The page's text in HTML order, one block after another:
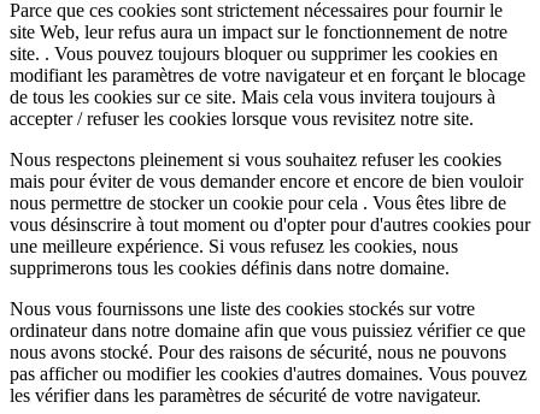
Parce que ces cookies sont strictement nécessaires pour fournir le
site Web, leur refus aura un impact sur le fonctionnement de notre
site. . Vous pouvez toujours bloquer ou supprimer les cookies en
modifiant les paramètres de votre navigateur et en forçant le blocage
de tous les cookies sur ce site. Mais cela vous invitera toujours à
accepter / refuser les cookies lorsque vous revisitez notre site.
Nous respectons pleinement si vous souhaitez refuser les cookies
mais pour éviter de vous demander encore et encore de bien vouloir
nous permettre de stocker un cookie pour cela . Vous êtes libre de
vous désinscrire à tout moment ou d'opter pour d'autres cookies pour
une meilleure expérience. Si vous refusez les cookies, nous
supprimerons tous les cookies définis dans notre domaine.
Nous vous fournissons une liste des cookies stockés sur votre
ordinateur dans notre domaine afin que vous puissiez vérifier ce que
nous avons stocké. Pour des raisons de sécurité, nous ne pouvons
pas afficher ou modifier les cookies d'autres domaines. Vous pouvez
les vérifier dans les paramètres de sécurité de votre navigateur.